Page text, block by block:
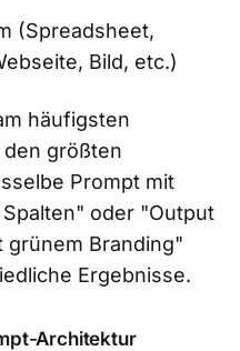
(Spreadsheet,
Bild, etc.)
häufigsten
größten
Prompt mit
oder "Output
grünem Branding"
Ergebnisse.
Architektur